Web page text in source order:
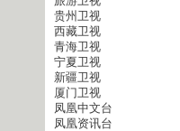
贵州卫视
西藏卫视
青海卫视
宁夏卫视
新疆卫视
厦门卫视
凤凰中文台
凤凰资讯台